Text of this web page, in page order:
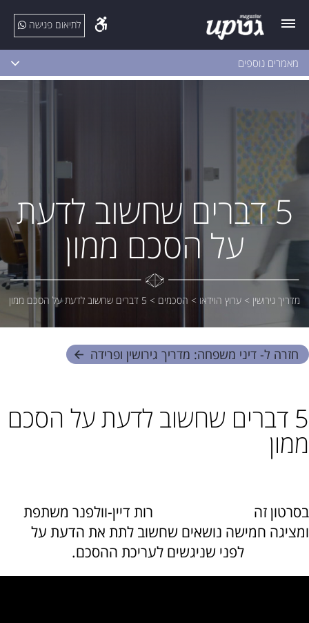
לתיאום פגישה
מאמרים נוספים
5 דברים שחשוב לדעת
על הסכם ממון
מדריך גירושין > ערוץ הוידאו > הסכמים > 5 דברים שחשוב לדעת על הסכם ממון
חזרה ל- דיני משפחה: מדריך גירושין ופרידה
5 דברים שחשוב לדעת על הסכם
ממון
בסרטון זה
רות דיין-וולפנר משתפת
ומציגה חמישה נושאים שחשוב לתת את הדעת על
לפני שניגשים לעריכת ההסכם.